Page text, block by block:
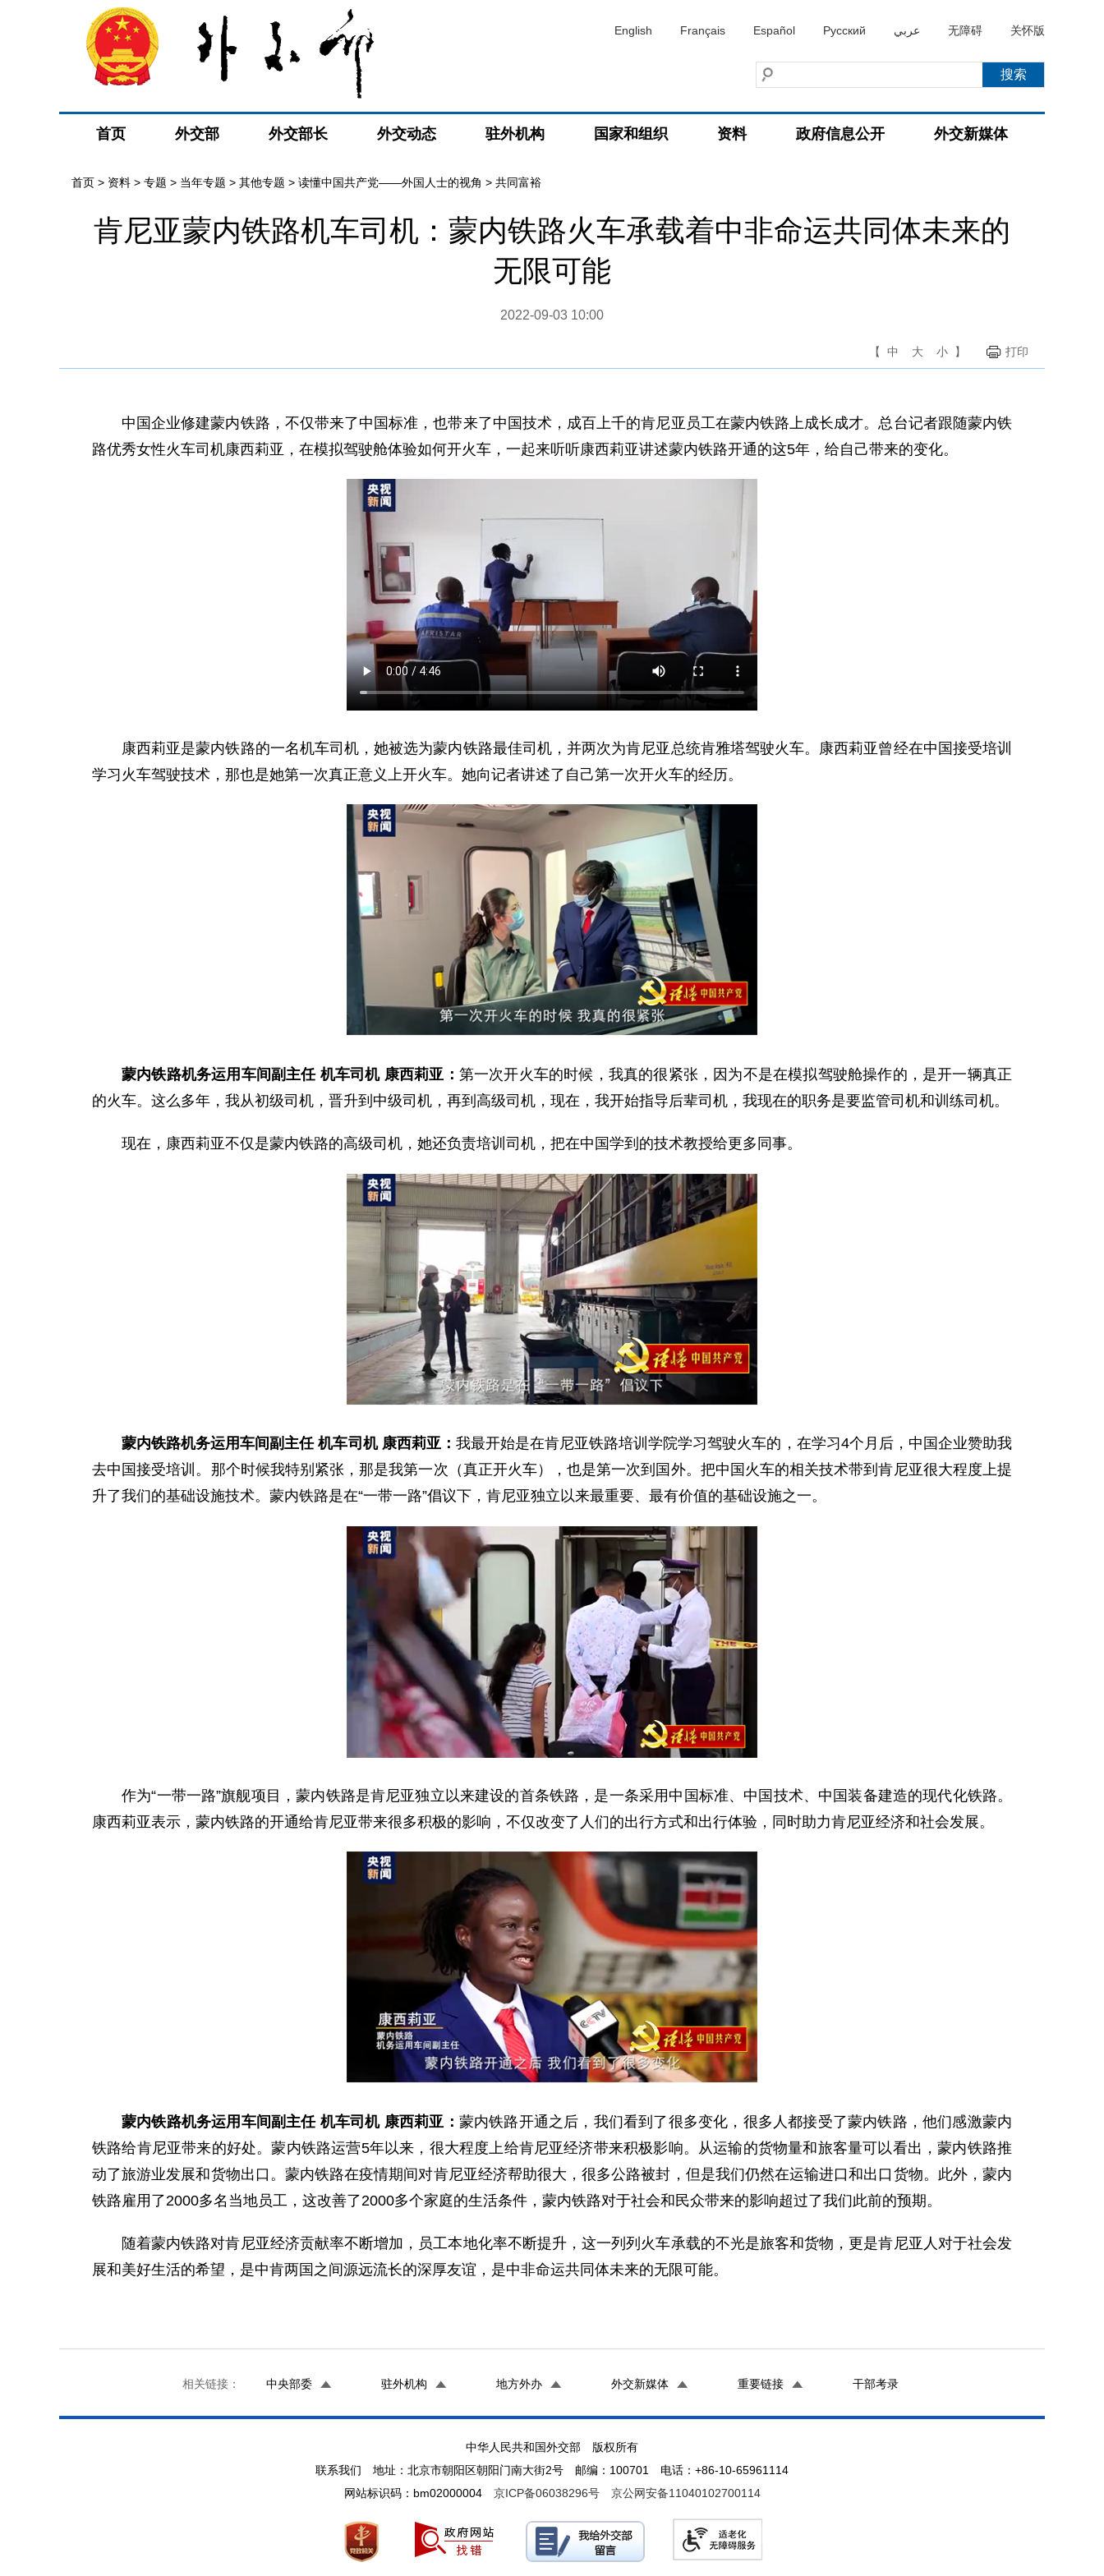
English Français Español Русский عربي 无障碍 关怀版
首页 外交部 外交部长 外交动态 驻外机构 国家和组织 资料 政府信息公开 外交新媒体
首页 > 资料 > 专题 > 当年专题 > 其他专题 > 读懂中国共产党——外国人士的视角 > 共同富裕
肯尼亚蒙内铁路机车司机：蒙内铁路火车承载着中非命运共同体未来的
无限可能
2022-09-03 10:00
【 中 大 小 】 打印
中国企业修建蒙内铁路，不仅带来了中国标准，也带来了中国技术，成百上千的肯尼亚员工在蒙内铁路上成长成才。总台记者跟随蒙内铁
路优秀女性火车司机康西莉亚，在模拟驾驶舱体验如何开火车，一起来听听康西莉亚讲述蒙内铁路开通的这5年，给自己带来的变化。
康西莉亚是蒙内铁路的一名机车司机，她被选为蒙内铁路最佳司机，并两次为肯尼亚总统肯雅塔驾驶火车。康西莉亚曾经在中国接受培训
学习火车驾驶技术，那也是她第一次真正意义上开火车。她向记者讲述了自己第一次开火车的经历。
蒙内铁路机务运用车间副主任 机车司机 康西莉亚： 第一次开火车的时候，我真的很紧张，因为不是在模拟驾驶舱操作的，是开一辆真正
的火车。这么多年，我从初级司机，晋升到中级司机，再到高级司机，现在，我开始指导后辈司机，我现在的职务是要监管司机和训练司机。
现在，康西莉亚不仅是蒙内铁路的高级司机，她还负责培训司机，把在中国学到的技术教授给更多同事。
蒙内铁路机务运用车间副主任 机车司机 康西莉亚： 我最开始是在肯尼亚铁路培训学院学习驾驶火车的，在学习4个月后，中国企业赞助我
去中国接受培训。那个时候我特别紧张，那是我第一次（真正开火车），也是第一次到国外。把中国火车的相关技术带到肯尼亚很大程度上提
升了我们的基础设施技术。蒙内铁路是在“一带一路”倡议下，肯尼亚独立以来最重要、最有价值的基础设施之一。
作为“一带一路”旗舰项目，蒙内铁路是肯尼亚独立以来建设的首条铁路，是一条采用中国标准、中国技术、中国装备建造的现代化铁路。
康西莉亚表示，蒙内铁路的开通给肯尼亚带来很多积极的影响，不仅改变了人们的出行方式和出行体验，同时助力肯尼亚经济和社会发展。
蒙内铁路机务运用车间副主任 机车司机 康西莉亚： 蒙内铁路开通之后，我们看到了很多变化，很多人都接受了蒙内铁路，他们感激蒙内
铁路给肯尼亚带来的好处。蒙内铁路运营5年以来，很大程度上给肯尼亚经济带来积极影响。从运输的货物量和旅客量可以看出，蒙内铁路推
动了旅游业发展和货物出口。蒙内铁路在疫情期间对肯尼亚经济帮助很大，很多公路被封，但是我们仍然在运输进口和出口货物。此外，蒙内
铁路雇用了2000多名当地员工，这改善了2000多个家庭的生活条件，蒙内铁路对于社会和民众带来的影响超过了我们此前的预期。
随着蒙内铁路对肯尼亚经济贡献率不断增加，员工本地化率不断提升，这一列列火车承载的不光是旅客和货物，更是肯尼亚人对于社会发
展和美好生活的希望，是中肯两国之间源远流长的深厚友谊，是中非命运共同体未来的无限可能。
相关链接： 中央部委 驻外机构 地方外办 外交新媒体 重要链接 干部考录
中华人民共和国外交部 版权所有
联系我们 地址：北京市朝阳区朝阳门南大街2号 邮编：100701 电话：+86-10-65961114
网站标识码：bm02000004 京ICP备06038296号 京公网安备11040102700114